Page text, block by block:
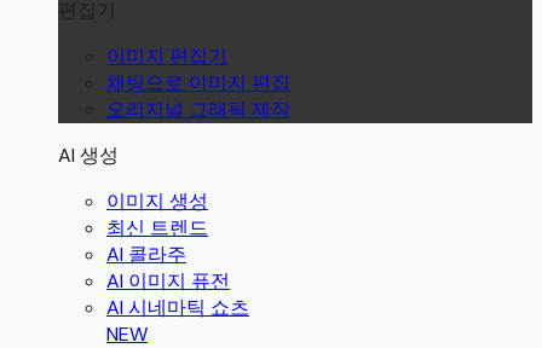
편집기
이미지 편집기
채팅으로 이미지 편집
오리지널 그래픽 제작
AI 생성
이미지 생성
최신 트렌드
AI 콜라주
AI 이미지 퓨전
AI 시네마틱 쇼츠
NEW